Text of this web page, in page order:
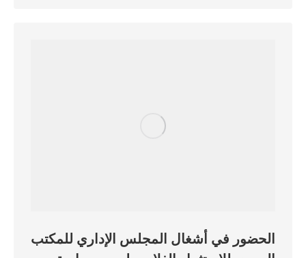
الحضور في أشغال المجلس الإداري للمكتب